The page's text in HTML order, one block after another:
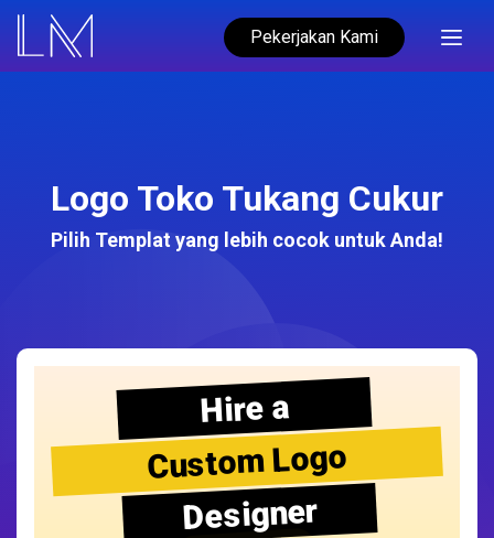
Pekerjakan Kami
Logo Toko Tukang Cukur
Pilih Templat yang lebih cocok untuk Anda!
Hire a
Custom Logo
Designer